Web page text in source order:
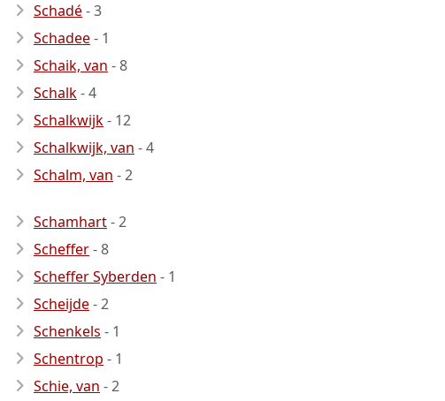
Schadé- 3
Schadee- 1
Schaik, van - 8
Schalk- 4
Schalkwijk- 12
Schalkwijk, van - 4
Schalm, van - 2
Schamhart- 2
Scheffer- 8
Scheffer Syberden - 1
Scheijde- 2
Schenkels - 1
Schentrop - 1
Schie, van - 2